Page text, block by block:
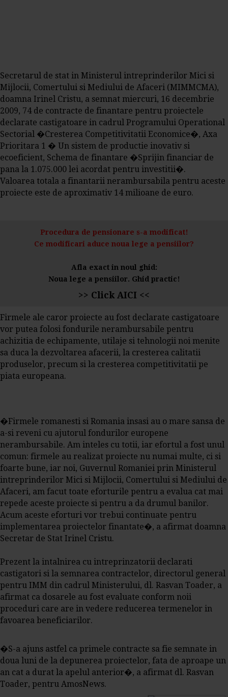
Secretarul de stat in Ministerul intreprinderilor Mici si
Mijlocii, Comertului si Mediului de Afaceri (MIMMCMA),
doamna Irinel Cristu, a semnat miercuri, 16 decembrie
2009, 74 de contracte de finantare pentru proiectele
declarate castigatoare in cadrul Programului Operational
Sectorial �Cresterea Competitivitatii Economice�, Axa
Prioritara 1 � Un sistem de productie inovativ si
ecoeficient, Schema de finantare �Sprijin financiar de
pana la 1.075.000 lei acordat pentru investitii�.
Valoarea totala a finantarii nerambursabila pentru aceste
proiecte este de aproximativ 14 milioane de euro.
Procedura de pensionare s-a modificat!
Ce modificari aduce noua lege a pensiilor?
Afla exact in noul ghid:
Noua lege a pensiilor. Ghid practic!
>> Click AICI <<
Firmele ale caror proiecte au fost declarate castigatoare
vor putea folosi fondurile nerambursabile pentru
achizitia de echipamente, utilaje si tehnologii noi menite
sa duca la dezvoltarea afacerii, la cresterea calitatii
produselor, precum si la cresterea competitivitatii pe
piata europeana.
�Firmele romanesti si Romania insasi au o mare sansa de
a-si reveni cu ajutorul fondurilor europene
nerambursabile. Am inteles cu totii, iar efortul a fost unul
comun: firmele au realizat proiecte nu numai multe, ci si
foarte bune, iar noi, Guvernul Romaniei prin Ministerul
intreprinderilor Mici si Mijlocii, Comertului si Mediului de
Afaceri, am facut toate eforturile pentru a evalua cat mai
repede aceste proiecte si pentru a da drumul banilor.
Acum aceste eforturi vor trebui continuate pentru
implementarea proiectelor finantate�, a afirmat doamna
Secretar de Stat Irinel Cristu.
Prezent la intalnirea cu intreprinzatorii declarati
castigatori si la semnarea contractelor, directorul general
pentru IMM din cadrul Ministerului, dl. Rasvan Toader, a
afirmat ca dosarele au fost evaluate conform noii
proceduri care are in vedere reducerea termenelor in
favoarea beneficiarilor.
�S-a ajuns astfel ca primele contracte sa fie semnate in
doua luni de la depunerea proiectelor, fata de aproape un
an cat a durat la apelul anterior�, a afirmat dl. Rasvan
Toader, pentru AmosNews.